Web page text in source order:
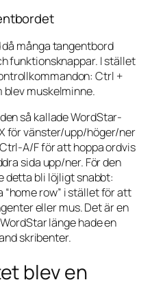
många tangentbord
funktionsknappar. I stället
Ctrl +
blev muskelminne.
så kallade WordStar-
för vänster/upp/höger/ner
A/F för att hoppa ordvis
sida upp/ner. För den
detta bli löjligt snabbt:
row” i stället för att
eller mus. Det är en
länge hade en
skribenter.
blev en